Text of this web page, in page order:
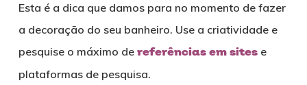
Esta é a dica que damos para no momento de fazer
a decoração do seu banheiro. Use a criatividade e
pesquise o máximo de referências em sites e
plataformas de pesquisa.